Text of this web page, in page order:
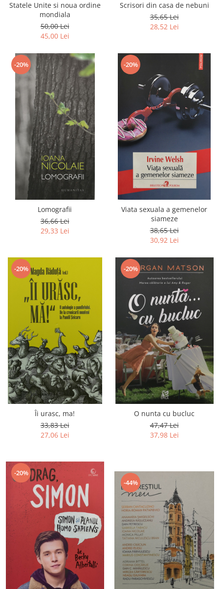
Statele Unite si noua ordine
mondiala
50,00 Lei
45,00 Lei
Scrisori din casa de nebuni
35,65 Lei
28,52 Lei
-20%
Lomografii
36,66 Lei
29,33 Lei
-20%
Viata sexuala a gemenelor
siameze
38,65 Lei
30,92 Lei
-20%
Îi urasc, ma!
33,83 Lei
27,06 Lei
-20%
O nunta cu bucluc
47,47 Lei
37,98 Lei
-20%
-44%